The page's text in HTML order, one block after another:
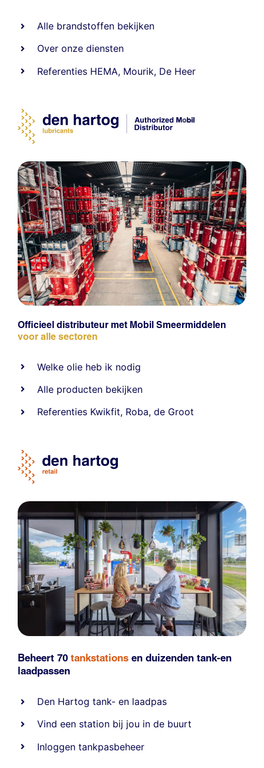
Alle brandstoffen bekijken
Over onze diensten
Referenties HEMA, Mourik, De Heer
Officieel distributeur met Mobil Smeermiddelen
voor alle sectoren
Welke olie heb ik nodig
Alle producten bekijken
Referenties Kwikfit, Roba,de Groot
Beheert 70 tankstations en duizenden tank-en
laadpassen
Den Hartog tank- en laadpas
Vind een station bij jou in de buurt
Inloggen tankpasbeheer